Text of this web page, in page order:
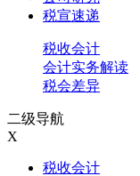
税宣速递
税收会计
会计实务解读
税会差异
二级导航
X
税收会计